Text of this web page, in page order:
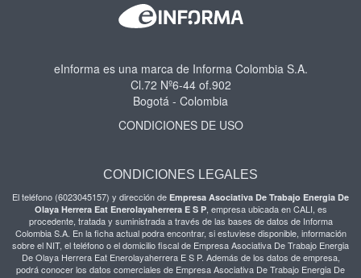
eInforma es una marca de Informa Colombia S.A.
Cl.72 Nº6-44 of.902
Bogotá - Colombia
CONDICIONES DE USO
CONDICIONES LEGALES
El teléfono (6023045157) y dirección de Empresa Asociativa De Trabajo Energia De
Olaya Herrera Eat Enerolayaherrera E S P, empresa ubicada en CALI, es
procedente, tratada y suministrada a través de las bases de datos de Informa
Colombia S.A. En la ficha actual podra encontrar, si estuviese disponible, información
sobre el NIT, el teléfono o el domicilio fiscal de Empresa Asociativa De Trabajo Energia
De Olaya Herrera Eat Enerolayaherrera E S P. Además de los datos de empresa,
podrá conocer los datos comerciales de Empresa Asociativa De Trabajo Energia De